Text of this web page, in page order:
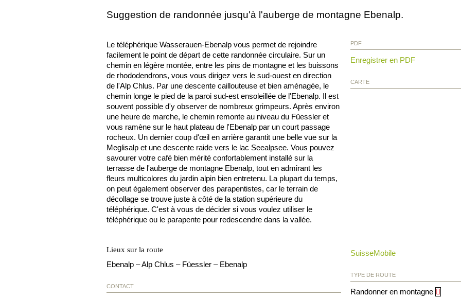
Suggestion de randonnée jusqu'à l'auberge de montagne Ebenalp.
Le téléphérique Wasserauen-Ebenalp vous permet de rejoindre
facilement le point de départ de cette randonnée circulaire. Sur un
chemin en légère montée, entre les pins de montagne et les buissons
de rhododendrons, vous vous dirigez vers le sud-ouest en direction
de l'Alp Chlus. Par une descente caillouteuse et bien aménagée, le
chemin longe le pied de la paroi sud-est ensoleillée de l'Ebenalp. Il est
souvent possible d'y observer de nombreux grimpeurs. Après environ
une heure de marche, le chemin remonte au niveau du Füessler et
vous ramène sur le haut plateau de l'Ebenalp par un court passage
rocheux. Un dernier coup d'œil en arrière garantit une belle vue sur la
Meglisalp et une descente raide vers le lac Seealpsee. Vous pouvez
savourer votre café bien mérité confortablement installé sur la
terrasse de l'auberge de montagne Ebenalp, tout en admirant les
fleurs multicolores du jardin alpin bien entretenu. La plupart du temps,
on peut également observer des parapentistes, car le terrain de
décollage se trouve juste à côté de la station supérieure du
téléphérique. C'est à vous de décider si vous voulez utiliser le
téléphérique ou le parapente pour redescendre dans la vallée.
Lieux sur la route
Ebenalp – Alp Chlus – Füessler – Ebenalp
CONTACT
PDF
Enregistrer en PDF
CARTE
SuisseMobile
TYPE DE ROUTE
Randonner en montagne